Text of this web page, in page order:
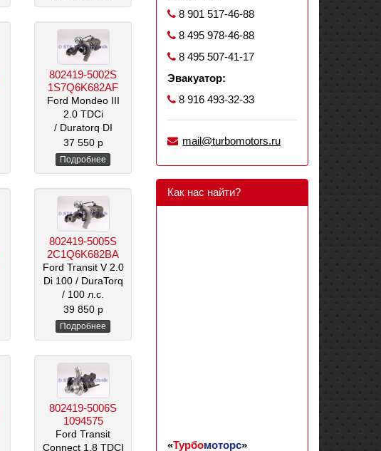
802419-5002S
1S7Q6K682AF
Ford Mondeo III
2.0 TDCi
/ Duratorq DI
/ 2.0 л
37 550 р
Подробнее
802419-5005S
2C1Q6K682BA
Ford Transit V 2.0
Di 100 / DuraTorq
/ 100 л.с.
/ 2000 см3
39 850 р
Подробнее
802419-5006S
1094575
Ford Transit
Connect 1.8 TDCI
8 901 517-46-88
8 495 978-46-88
8 495 507-41-17
Эвакуатор:
8 916 493-32-33
mail@turbomotors.ru
Как нас найти?
«Турбомоторс»